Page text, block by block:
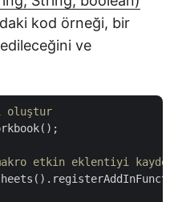
kod örneği, bir
ve
oluştur
etkin eklentiyi